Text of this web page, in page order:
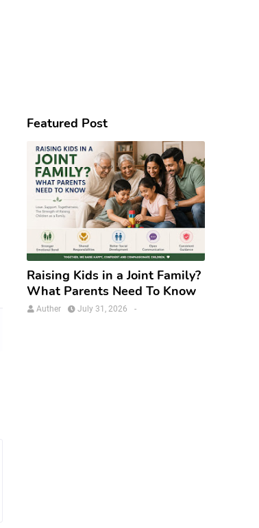
Featured Post
Raising Kids in a Joint Family?
What Parents Need To Know
Auther -
July 31, 2026